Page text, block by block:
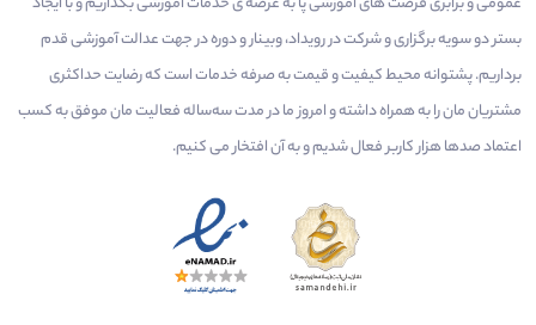
بستر دو سویه برگزاری و شرکت در رویداد، وبینار و دوره در جهت عدالت آموزشی قدم
برداریم. پشتوانه محیط کیفیت و قیمت به صرفه خدمات است که رضایت حداکثری
مشتریان مان را به همراه داشته و امروز ما در مدت سه‌ساله فعالیت مان موفق به کسب
اعتماد صدها هزار کاربر فعال شدیم و به آن افتخار می‌ کنیم.